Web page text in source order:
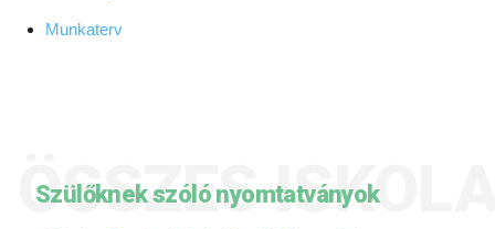
Munkaterv
Szülőknek szóló nyomtatványok
ÖSSZES